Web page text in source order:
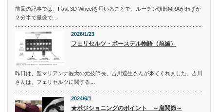
前回の記事では、Fast 3D Wheelを用いることで、ルーチン頭部MRAがわずか
２分半で撮像で…
2026/1/23
フェリセルツ・ボースデル物語（前編）
昨日は、聖マリアンナ医大の元技師長、吉川達生さんが来てくれました。吉川
さんは、フェリセルツに関する…
2024/6/1
★ポジショニングのポイント ～肩関節～